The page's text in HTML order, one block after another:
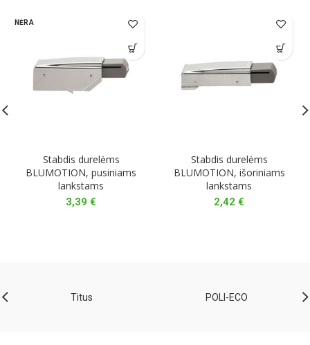
NĖRA
Stabdis durelėms
BLUMOTION, pusiniams
lankstams
3,39 €
Stabdis durelėms
BLUMOTION, išoriniams
lankstams
2,42 €
Titus POLI-ECO